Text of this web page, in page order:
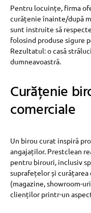
Pentru locuințe, firma
curățenie înainte/după
sunt instruite să
folosind produse sigure
Rezultatul: o casă
dumneavoastră.
Curățenie
comerciale
Un birou curat inspiră
angajaților. Prestclean
pentru birouri, inclusiv
suprafețelor și
(magazine, showroom-
clienților printr-un